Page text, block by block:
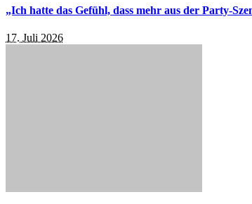
„Ich hatte das Gefühl, dass mehr aus der Party-
17. Juli 2026